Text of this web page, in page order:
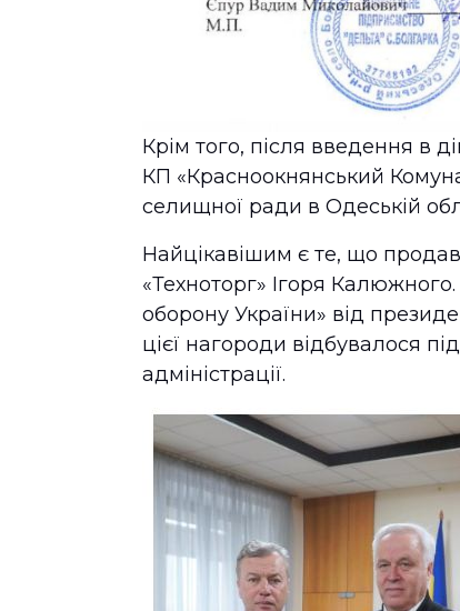
Крім того, після введення в
КП «Красноокнянський
селищної ради в Одеській
Найцікавішим є те, що
«Техноторг» Ігоря Калюжного.
оборону України» від
цієї нагороди відбувалося
адміністрації.